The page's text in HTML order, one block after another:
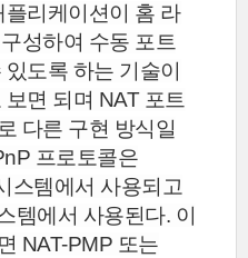
리케이션이 홈 라
성하여 수동 포트
도록 하는 기술이
면 되며 NAT 포트
다른 구현 방식일
프로토콜은
스템에서 사용되고
템에서 사용된다. 이
NAT-PMP 또는